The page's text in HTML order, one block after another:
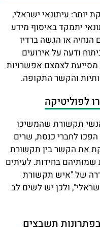
יותר: עיתונאי ישראלי,
יתמקד באיסוף מידע
הנחיה או הגשה ברדיו
ודעה על אירועים
מסייעת לצמצם אפשרויות
והקשר התקופה.
לפוליטיקה
תקשורת שהמשיכו
הפכו לחברי כנסת, שרים
את הקשר בין תקשורת
בחידות. לעיתים
של "איש תקשורת
ולכן יש לשים לב
תשבצים